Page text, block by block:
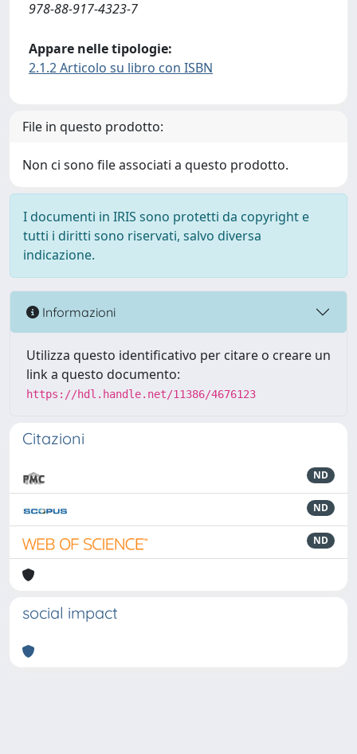
978-88-917-4323-7
Appare nelle tipologie:
2.1.2 Articolo su libro con ISBN
File in questo prodotto:
Non ci sono file associati a questo prodotto.
I documenti in IRIS sono protetti da copyright e
tutti i diritti sono riservati, salvo diversa
indicazione.
Informazioni
Utilizza questo identificativo per citare o creare un
link a questo documento:
https://hdl.handle.net/11386/4676123
Citazioni
ND
ND
ND
social impact